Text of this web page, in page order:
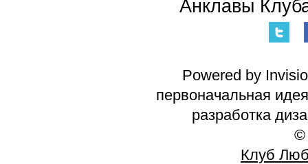
Анклавы
Powered by
первоначальная
разработка
©
Клуб